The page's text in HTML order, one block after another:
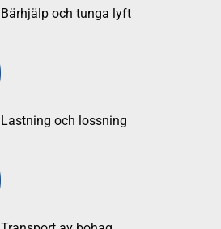
Bärhjälp och tunga lyft
Lastning och lossning